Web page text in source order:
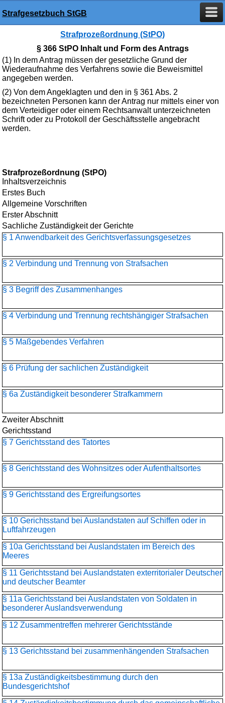
Strafgesetzbuch StGB
Strafprozeßordnung (StPO)
§ 366 StPO Inhalt und Form des Antrags
(1) In dem Antrag müssen der gesetzliche Grund der
Wiederaufnahme des Verfahrens sowie die Beweismittel
angegeben werden.
(2) Von dem Angeklagten und den in § 361 Abs. 2
bezeichneten Personen kann der Antrag nur mittels einer von
dem Verteidiger oder einem Rechtsanwalt unterzeichneten
Schrift oder zu Protokoll der Geschäftsstelle angebracht
werden.
Strafprozeßordnung (StPO)
Inhaltsverzeichnis
Erstes Buch
Allgemeine Vorschriften
Erster Abschnitt
Sachliche Zuständigkeit der Gerichte
§ 1 Anwendbarkeit des Gerichtsverfassungsgesetzes
§ 2 Verbindung und Trennung von Strafsachen
§ 3 Begriff des Zusammenhanges
§ 4 Verbindung und Trennung rechtshängiger Strafsachen
§ 5 Maßgebendes Verfahren
§ 6 Prüfung der sachlichen Zuständigkeit
§ 6a Zuständigkeit besonderer Strafkammern
Zweiter Abschnitt
Gerichtsstand
§ 7 Gerichtsstand des Tatortes
§ 8 Gerichtsstand des Wohnsitzes oder Aufenthaltsortes
§ 9 Gerichtsstand des Ergreifungsortes
§ 10 Gerichtsstand bei Auslandstaten auf Schiffen oder in
Luftfahrzeugen
§ 10a Gerichtsstand bei Auslandstaten im Bereich des
Meeres
§ 11 Gerichtsstand bei Auslandstaten exterritorialer Deutscher
und deutscher Beamter
§ 11a Gerichtsstand bei Auslandstaten von Soldaten in
besonderer Auslandsverwendung
§ 12 Zusammentreffen mehrerer Gerichtsstände
§ 13 Gerichtsstand bei zusammenhängenden Strafsachen
§ 13a Zuständigkeitsbestimmung durch den
Bundesgerichtshof